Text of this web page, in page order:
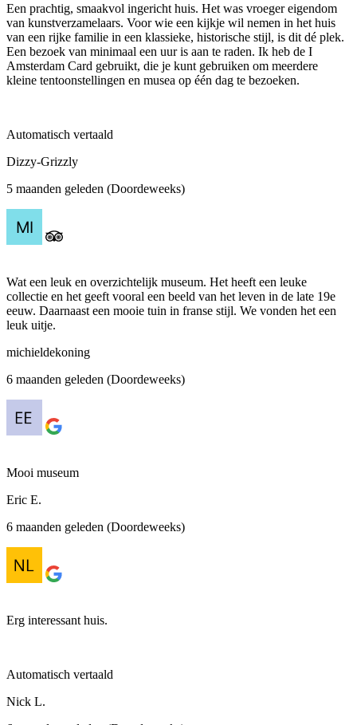
Een prachtig, smaakvol ingericht huis. Het was vroeger eigendom
van kunstverzamelaars. Voor wie een kijkje wil nemen in het huis
van een rijke familie in een klassieke, historische stijl, is dit dé plek.
Een bezoek van minimaal een uur is aan te raden. Ik heb de I
Amsterdam Card gebruikt, die je kunt gebruiken om meerdere
kleine tentoonstellingen en musea op één dag te bezoeken.
Automatisch vertaald
Dizzy-Grizzly
5 maanden geleden (Doordeweeks)
Wat een leuk en overzichtelijk museum. Het heeft een leuke
collectie en het geeft vooral een beeld van het leven in de late 19e
eeuw. Daarnaast een mooie tuin in franse stijl. We vonden het een
leuk uitje.
michieldekoning
6 maanden geleden (Doordeweeks)
Mooi museum
Eric E.
6 maanden geleden (Doordeweeks)
Erg interessant huis.
Automatisch vertaald
Nick L.